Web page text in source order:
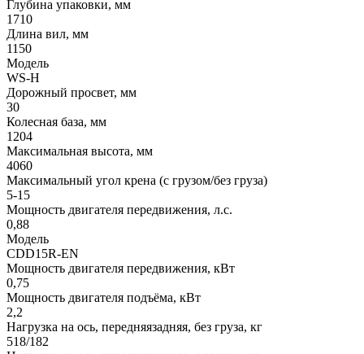
Глубина упаковки, мм
1710
Длина вил, мм
1150
Модель
WS-H
Дорожный просвет, мм
30
Колесная база, мм
1204
Максимальная высота, мм
4060
Максимальный угол крена (с грузом/без груза)
5-15
Мощность двигателя передвижения, л.с.
0,88
Модель
CDD15R-EN
Мощность двигателя передвижения, кВт
0,75
Мощность двигателя подъёма, кВт
2,2
Нагрузка на ось, передняязадняя, без груза, кг
518/182